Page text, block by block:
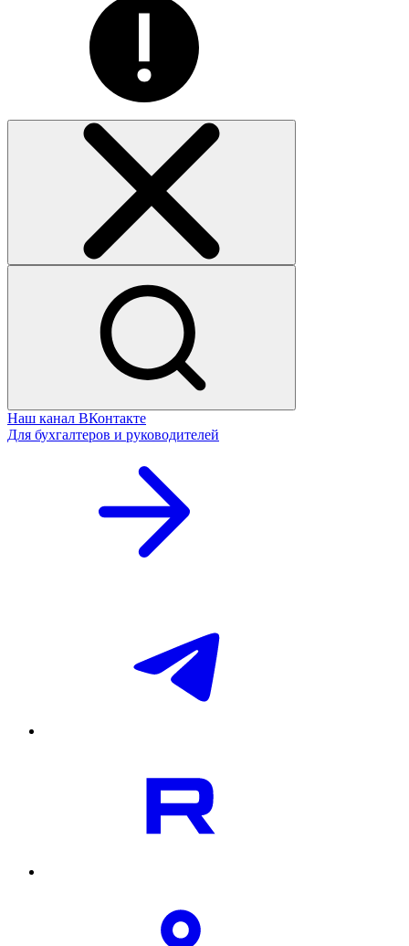
Наш канал ВКонтакте
Для бухгалтеров и руководителей